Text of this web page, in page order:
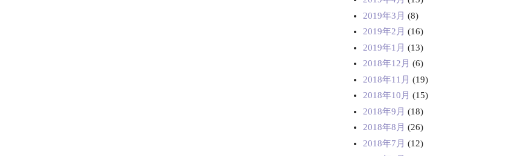
2019年3月 (8)
2019年2月 (16)
2019年1月 (13)
2018年12月 (6)
2018年11月 (19)
2018年10月 (15)
2018年9月 (18)
2018年8月 (26)
2018年7月 (12)